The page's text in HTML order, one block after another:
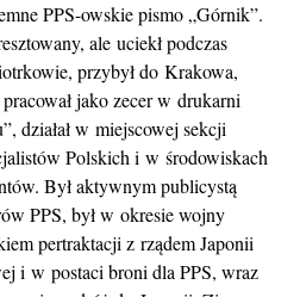
PPS-owskie pismo „Górnik”.
ale uciekł podczas
przybył do Krakowa,
jako zecer w drukarni
działał w miejscowej sekcji
Polskich i w środowiskach
Był aktywnym publicystą
PPS, był w okresie wojny
pertraktacji z rządem Japonii
i w postaci broni dla PPS, wraz